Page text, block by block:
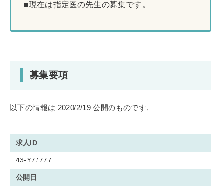
■現在は指定医の先生の募集です。
募集要項
以下の情報は 2020/2/19 公開のものです。
求人ID
43-Y77777
公開日